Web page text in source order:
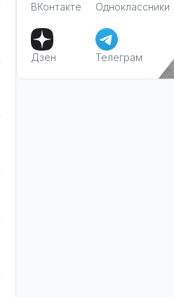
ВКонтакте Одноклассники
Дзен Телеграм